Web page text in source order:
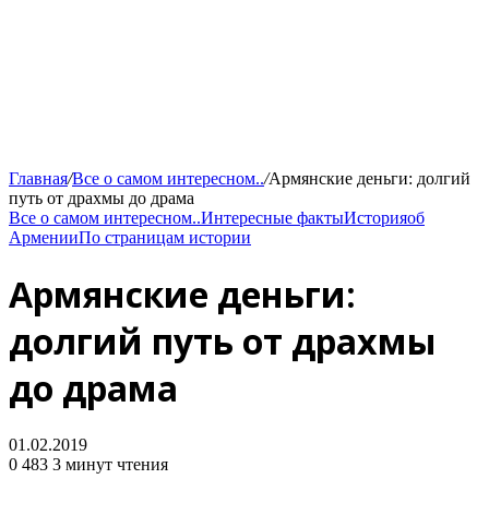
Главная/Все о самом интересном../Армянские деньги: долгий
путь от драхмы до драма
Все о самом интересном..Интересные фактыИсторияоб
АрменииПо страницам истории
Армянские деньги:
долгий путь от драхмы
до драма
01.02.2019
0 483 3 минут чтения